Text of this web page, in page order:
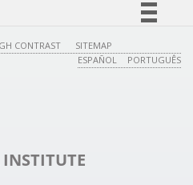
Comunica BR
Canais
CONTRAST
SITEMAP
ESPAÑOL
PORTUGUÊS